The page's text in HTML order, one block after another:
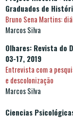
Graduados de
Bruno Sena Martins:
Marcos Silva
Olhares: Revista do
03-17, 2019
Entrevista com a
e descolonização
Marcos Silva
Ciencias